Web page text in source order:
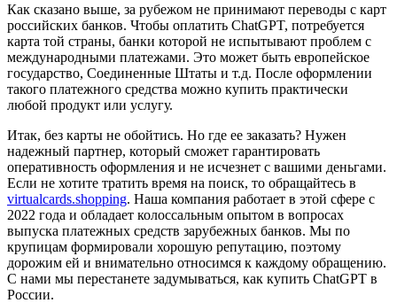
Как сказано выше, за рубежом не принимают переводы с карт
российских банков. Чтобы оплатить ChatGPT, потребуется
карта той страны, банки которой не испытывают проблем с
международными платежами. Это может быть европейское
государство, Соединенные Штаты и т.д. После оформлении
такого платежного средства можно купить практически
любой продукт или услугу.
Итак, без карты не обойтись. Но где ее заказать? Нужен
надежный партнер, который сможет гарантировать
оперативность оформления и не исчезнет с вашими деньгами.
Если не хотите тратить время на поиск, то обращайтесь в
virtualcards.shopping. Наша компания работает в этой сфере с
2022 года и обладает колоссальным опытом в вопросах
выпуска платежных средств зарубежных банков. Мы по
крупицам формировали хорошую репутацию, поэтому
дорожим ей и внимательно относимся к каждому обращению.
С нами мы перестанете задумываться, как купить ChatGPT в
России.